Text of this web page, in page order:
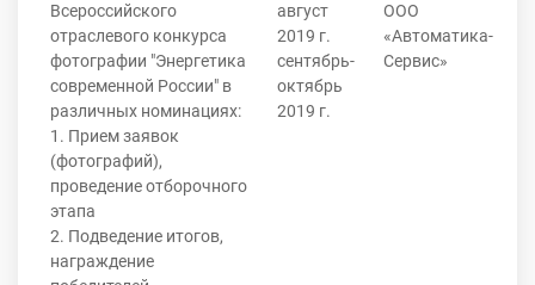
Всероссийского
отраслевого конкурса
фотографии "Энергетика
современной России" в
различных номинациях:
1. Прием заявок
(фотографий),
проведение отборочного
этапа
2. Подведение итогов,
награждение
август
2019 г.
сентябрь-
октябрь
2019 г.
ООО
«Автоматика-
Сервис»